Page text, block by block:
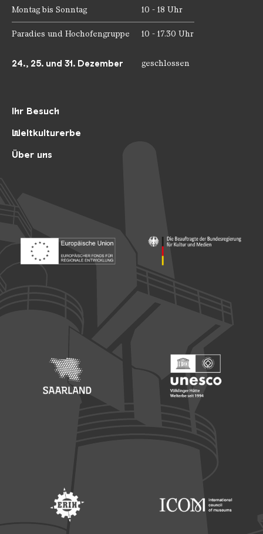
Ihr Besuch
Weltkulturerbe
Über uns
Montag bis Sonntag 10 - 18 Uhr
Paradies und Hochofengruppe 10 - 17.30 Uhr
24., 25. und 31. Dezember geschlossen